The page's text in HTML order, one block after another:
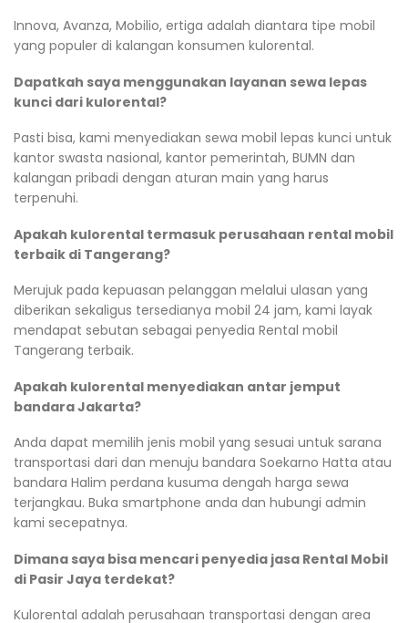
Innova, Avanza, Mobilio, ertiga adalah diantara tipe mobil
yang populer di kalangan konsumen kulorental.
Dapatkah saya menggunakan layanan sewa lepas
kunci dari kulorental?
Pasti bisa, kami menyediakan sewa mobil lepas kunci untuk
kantor swasta nasional, kantor pemerintah, BUMN dan
kalangan pribadi dengan aturan main yang harus
terpenuhi.
Apakah kulorental termasuk perusahaan rental mobil
terbaik di Tangerang?
Merujuk pada kepuasan pelanggan melalui ulasan yang
diberikan sekaligus tersedianya mobil 24 jam, kami layak
mendapat sebutan sebagai penyedia Rental mobil
Tangerang terbaik.
Apakah kulorental menyediakan antar jemput
bandara Jakarta?
Anda dapat memilih jenis mobil yang sesuai untuk sarana
transportasi dari dan menuju bandara Soekarno Hatta atau
bandara Halim perdana kusuma dengah harga sewa
terjangkau. Buka smartphone anda dan hubungi admin
kami secepatnya.
Dimana saya bisa mencari penyedia jasa Rental Mobil
di Pasir Jaya terdekat?
Kulorental adalah perusahaan transportasi dengan area